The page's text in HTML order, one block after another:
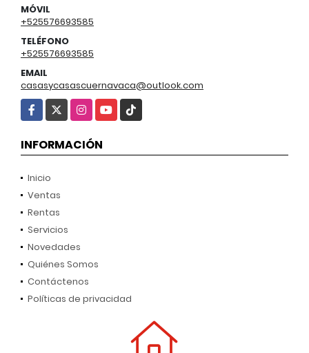
MÓVIL
+525576693585
TELÉFONO
+525576693585
EMAIL
casasycasascuernavaca@outlook.com
Facebook
X Instagram
YouTube
TikTok
INFORMACIÓN
Inicio
Ventas
Rentas
Servicios
Novedades
Quiénes Somos
Contáctenos
Políticas de privacidad